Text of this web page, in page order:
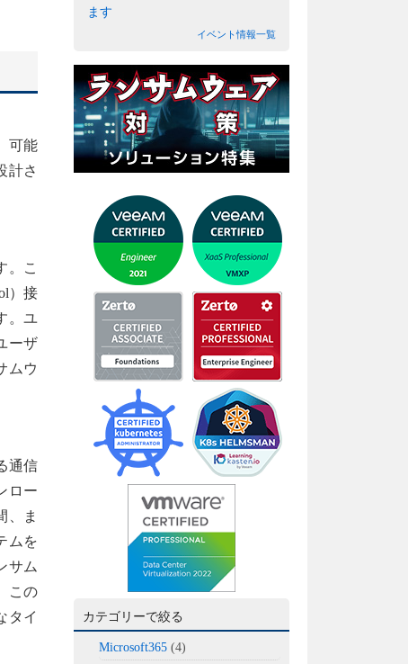
可能
計さ
。こ
）接
。ユ
ーザ
ムウ
通信
ロー
、ま
ムを
サム
この
タイ
ます
イベント情報一覧
カテゴリーで絞る
Microsoft365 (4)